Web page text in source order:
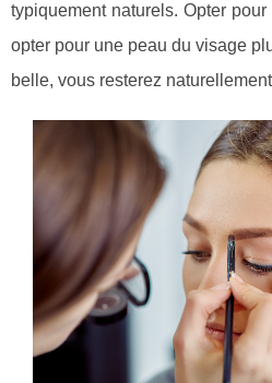
typiquement naturels. Opter
opter pour une peau du visage
belle, vous resterez